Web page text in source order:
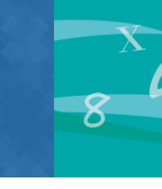
Skip to main content